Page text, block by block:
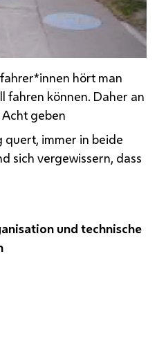
hört man
fahren können. Daher an
geben
quert, immer in beide
sich vergewissern, dass
und technische